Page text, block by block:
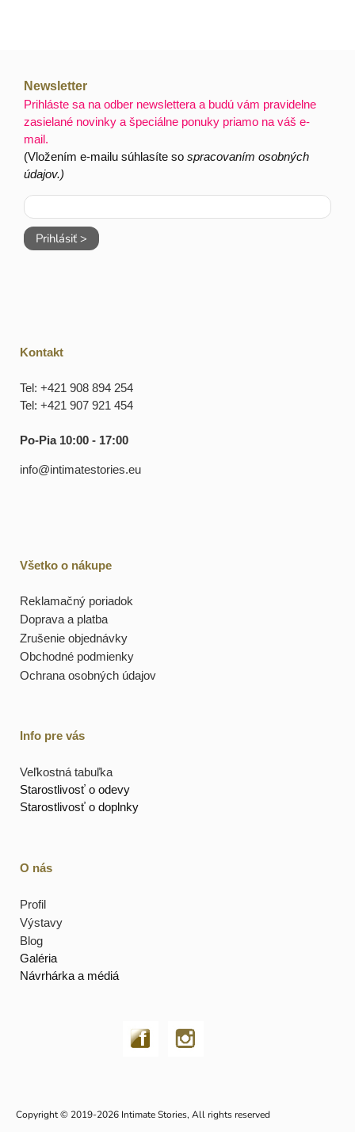
Newsletter
Prihláste sa na odber newslettera a budú vám pravidelne
zasielané novinky a špeciálne ponuky priamo na váš e-
mail.
(Vložením e-mailu súhlasíte sospracovaním osobných
údajov.)
Prihlásiť >
Kontakt
Tel: +421 908 894 254
Tel: +421 907 921 454
Po-Pia 10:00 - 17:00
info@intimatestories.eu
Všetko o nákupe
Reklamačný poriadok
Doprava a platba
Zrušenie objednávky
Obchodné podmienky
Ochrana osobných údajov
Info pre vás
Veľkostná tabuľka
Starostlivosť o odevy
Starostlivosť o doplnky
O nás
Profil
Výstavy
Blog
Galéria
Návrhárka a médiá
Copyright © 2019-2026 Intimate Stories, All rights reserved